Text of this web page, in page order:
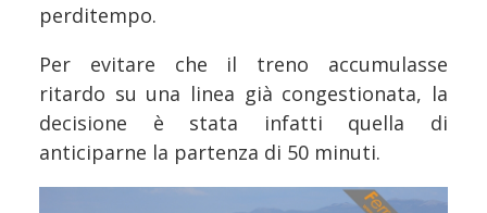
perditempo.
Per evitare che il treno accumulasse
ritardo su una linea già congestionata, la
decisione è stata infatti quella di
anticiparne la partenza di 50 minuti.